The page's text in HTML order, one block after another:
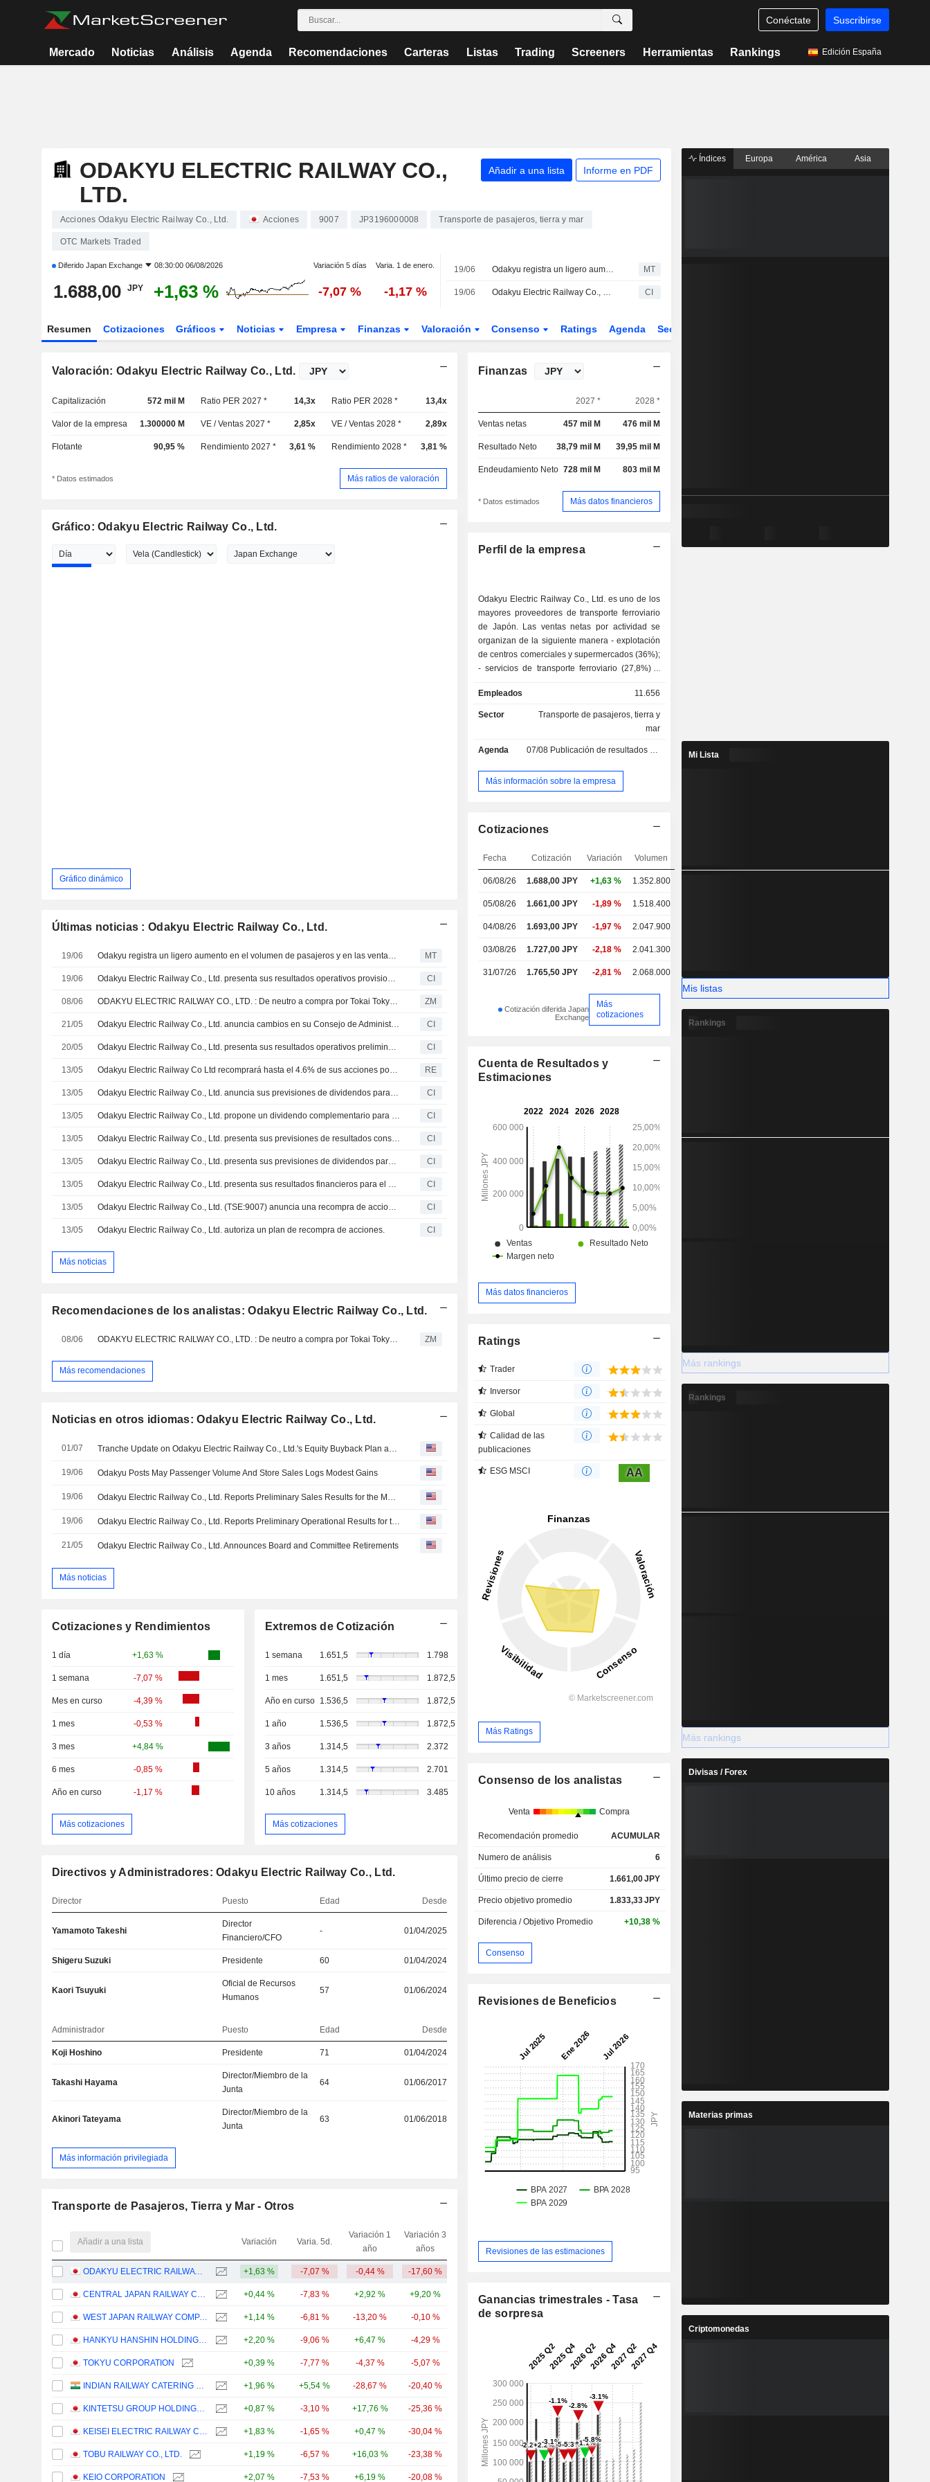
Conéctate Suscribirse
Mercado Noticias Análisis Agenda Recomendaciones Carteras Listas Trading Screeners Herramientas Rankings Edición España
ODAKYU ELECTRIC RAILWAY CO.,
LTD.
Añadir a una lista Informe en PDF
Acciones Odakyu Electric Railway Co., Ltd. Acciones 9007 JP3196000008 Transporte de pasajeros, tierra y mar
OTC Markets Traded
Diferido Japan Exchange 08:30:00 06/08/2026 Variación 5 días Varia. 1 de enero.
1.688,00 JPY +1,63 % -7,07 % -1,17 %
19/06 Odakyu registra un ligero aumento en el volumen de pasajeros y en las ventas minoristas durante mayo MT
19/06 Odakyu Electric Railway Co., Ltd. presenta sus resultados operativos provisionales correspondientes al mes de mayo de 2026 CI
Resumen Cotizaciones Gráficos Noticias Empresa Finanzas Valoración Consenso Ratings Agenda Sector
Valoración: Odakyu Electric Railway Co., Ltd.
Capitalización 572 mil M Ratio PER 2027 * 14,3x Ratio PER 2028 * 13,4x
Valor de la empresa 1.300000 M VE / Ventas 2027 * 2,85x VE / Ventas 2028 * 2,89x
Flotante 90,95 % Rendimiento 2027 * 3,61 % Rendimiento 2028 * 3,81 %
* Datos estimados Más ratios de valoración
Gráfico: Odakyu Electric Railway Co., Ltd.
Gráfico dinámico
Últimas noticias : Odakyu Electric Railway Co., Ltd.
19/06 Odakyu registra un ligero aumento en el volumen de pasajeros y en las ventas minoristas durante mayo MT
19/06 Odakyu Electric Railway Co., Ltd. presenta sus resultados operativos provisionales correspondientes al mes de mayo de 2026 CI
08/06 ODAKYU ELECTRIC RAILWAY CO., LTD. : De neutro a compra por Tokai Tokyo Securities ZM
21/05 Odakyu Electric Railway Co., Ltd. anuncia cambios en su Consejo de Administración y Comités CI
20/05 Odakyu Electric Railway Co., Ltd. presenta sus resultados operativos preliminares correspondientes al mes de abril de 2026 CI
13/05 Odakyu Electric Railway Co Ltd recomprará hasta el 4.6% de sus acciones por un valor de 20,000 millones de yenes RE
13/05 Odakyu Electric Railway Co., Ltd. anuncia sus previsiones de dividendos para el cierre del segundo trimestre del ejercicio que finaliza el 30 de septiembre de 2026 CI
13/05 Odakyu Electric Railway Co., Ltd. propone un dividendo complementario para el ejercicio cerrado el 31 de marzo de 2026, pagadero el 29 de junio de 2026 CI
13/05 Odakyu Electric Railway Co., Ltd. presenta sus previsiones de resultados consolidados para el semestre que finaliza el 30 de septiembre de 2026 y el ejercicio completo que concluye el 31 de marzo de 2027 CI
13/05 Odakyu Electric Railway Co., Ltd. presenta sus previsiones de dividendos para el cierre del ejercicio fiscal que finaliza el 31 de marzo de 2027 CI
13/05 Odakyu Electric Railway Co., Ltd. presenta sus resultados financieros para el ejercicio cerrado el 31 de marzo de 2026 CI
13/05 Odakyu Electric Railway Co., Ltd. (TSE:9007) anuncia una recompra de acciones de 16,000,000 de títulos, representativos del 4.6% del capital, por 20,000 millones de yenes. CI
13/05 Odakyu Electric Railway Co., Ltd. autoriza un plan de recompra de acciones. CI
Más noticias
Recomendaciones de los analistas: Odakyu Electric Railway Co., Ltd.
08/06 ZM
Más recomendaciones
Noticias en otros idiomas: Odakyu Electric Railway Co., Ltd.
01/07
19/06 Odakyu Posts May Passenger Volume And Store Sales Logs Modest Gains
19/06
19/06
21/05 Odakyu Electric Railway Co., Ltd. Announces Board and Committee Retirements
Más noticias
Cotizaciones y Rendimientos
1 día +1,63 %
1 semana -7,07 %
Mes en curso -4,39 %
1 mes -0,53 %
3 mes +4,84 %
6 mes -0,85 %
Año en curso -1,17 %
Más cotizaciones
Extremos de Cotización
1 semana 1.651,5 1.798
1 mes 1.651,5 1.872,5
Año en curso 1.536,5 1.872,5
1 año 1.536,5 1.872,5
3 años 1.314,5 2.372
5 años 1.314,5 2.701
10 años 1.314,5 3.485
Más cotizaciones
Directivos y Administradores: Odakyu Electric Railway Co., Ltd.
Director Puesto Edad Desde
Yamamoto Takeshi
Director
Financiero/CFO
- 01/04/2025
Shigeru Suzuki Presidente 60 01/04/2024
Kaori Tsuyuki
Oficial de Recursos
Humanos
57 01/06/2024
Administrador Puesto Edad Desde
Koji Hoshino Presidente 71 01/04/2024
Takashi Hayama
Director/Miembro de la
Junta
64 01/06/2017
Akinori Tateyama
Director/Miembro de la
Junta
63 01/06/2018
Más información privilegiada
Transporte de Pasajeros, Tierra y Mar - Otros
Añadir a una lista Variación Varia. 5d.
Variación 1
año
Variación 3
años
Capi.($)
ODAKYU ELECTRIC RAILWAY CO., LTD. +1,63 % -7,07 % -0,44 % -17,60 %
CENTRAL JAPAN RAILWAY COMPANY +0,44 % -7,83 % +2,92 % +9,20 % 23,09 mil M
WEST JAPAN RAILWAY COMPANY +1,14 % -6,81 % -13,20 % -0,10 % 8358,27 M
HANKYU HANSHIN HOLDINGS, INC. +2,20 % -9,06 % +6,47 % -4,29 %
TOKYU CORPORATION +0,39 % -7,77 % -4,37 % -5,07 %
INDIAN RAILWAY CATERING & TOURISM CORPORATION LIMITED +1,96 % +5,54 % -28,67 % -20,40 % 4292,92 M
KINTETSU GROUP HOLDINGS CO.,LTD. +0,87 % -3,10 % +17,76 % -25,36 % 4145,2 M
KEISEI ELECTRIC RAILWAY CO., LTD. +1,83 % -1,65 % +0,47 % -30,04 % 3840,9 M
TOBU RAILWAY CO., LTD. +1,19 % -6,57 % +16,03 % -23,38 % 3598,81 M
KEIO CORPORATION +2,07 % -7,53 % +6,19 % -20,08 % 2767,85 M
Finanzas
2027 * 2028 *
Ventas netas 457 mil M 476 mil M
Resultado Neto 38,79 mil M 39,95 mil M
Endeudamiento Neto 728 mil M 803 mil M
* Datos estimados Más datos financieros
Perfil de la empresa
Odakyu Electric Railway Co., Ltd. es uno de los
mayores proveedores de transporte ferroviario
de Japón. Las ventas netas por actividad se
organizan de la siguiente manera - explotación
de centros comerciales y supermercados (36%);
- servicios de transporte ferroviario (27,8%); -
(13,8%); - otros (15,6%): explotación de hoteles
y restaurantes, organización de viajes, servicios
Empleados 11.656
Sector
Transporte de pasajeros, tierra y
mar
Agenda 07/08 Publicación de resultados - Q1 2027
Más información sobre la empresa
Cotizaciones
Fecha Cotización Variación Volumen
06/08/26 1.688,00JPY +1,63 % 1.352.800
05/08/26 1.661,00 JPY -1,89 % 1.518.400
04/08/26 1.693,00 JPY -1,97 % 2.047.900
03/08/26 1.727,00 JPY -2,18 % 2.041.300
31/07/26 1.765,50 JPY -2,81 % 2.068.000
Cotización diferida Japan
Exchange
Más
cotizaciones
Cuenta de Resultados y
Estimaciones
Más datos financieros
Ratings
Trader
Inversor
Global
Calidad de las
publicaciones
ESG MSCI AA
Más Ratings
Consenso de los analistas
Venta Compra
Recomendación promedio ACUMULAR
Numero de análisis 6
Último precio de cierre 1.661,00JPY
Precio objetivo promedio 1.833,33JPY
Diferencia / Objetivo Promedio +10,38 %
Consenso
Revisiones de Beneficios
Revisiones de las estimaciones
Ganancias trimestrales - Tasa
de sorpresa
Índices Europa América Asia
Mi Lista
Mis listas
Rankings
Más rankings
Rankings
Más rankings
Divisas / Forex
Materias primas
Criptomonedas